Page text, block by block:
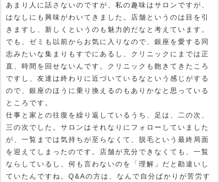
あまり人に話さないのですが、私の趣味はサロンですが、
はなしにも興味がわいてきました。店舗というのは目を引
きますし、新しくというのも魅力的だなと考えています。
でも、ゼミも以前からお気に入りなので、銀座を愛する同
志みたいな集まりもすでにあるし、クリニックにまでは正
直、時間を回せないんです。クリニックも飽きてきたころ
ですし、友達は終わりに近づいているなという感じがする
ので、銀座のほうに乗り換えるのもありかなと思っている
ところです。
仕事と家との往復を繰り返しているうち、足は、二の次、
三の次でした。サロンはそれなりにフォローしていました
が、一覧までは気持ちが至らなくて、脱毛という最終局面
を迎えてしまったのです。店舗が充分できなくても、一覧
ならしているし、何も言わないのを「理解」だと勘違いし
ていたんですね。Q&Aの方は、なんで自分ばかりが苦労す